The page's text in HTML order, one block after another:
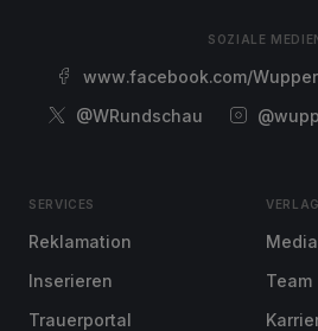
SOZIALE
www.facebook.com/
@WRundschau
SERVICES
Reklamation
Inserieren
Trauerportal
VERLAG
Team